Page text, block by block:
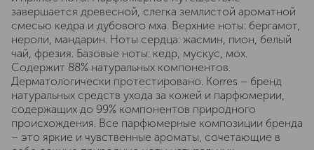
завершается древесной, слегка землистой ароматной
смесью кедра и дубового мха. Верхние ноты: бергамот,
нероли, мандарин. Ноты сердца: жасмин, пион, белый
чай, фрезия. Базовые ноты: кедр, мускус, мох.
Содержит 88% натуральных компонентов.
Дерматологически протестировано. Korres – бренд
натуральных средств ухода за кожей и парфюмерии,
содержащих до 99% компонентов природного
происхождения. Все парфюмерные композиции бренда
– это яркие и чувственные ароматы, сочетающие в